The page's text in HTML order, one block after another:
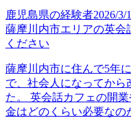
鹿児島県の経験者2026/3/
薩摩川内市エリアの英会
ください
薩摩川内市に住んで5年
で、社会人になってから
た。 英会話カフェの開
金はどのくらい必要なの